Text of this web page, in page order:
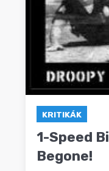
KRITIKÁK
1-Speed
Begone!